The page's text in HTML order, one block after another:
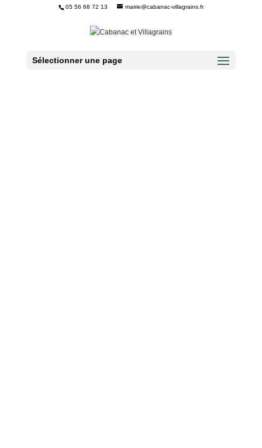
05 56 68 72 13 mairie@cabanac-villagrains.fr
Sélectionner une page